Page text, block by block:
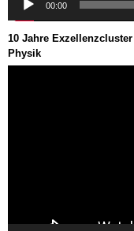
00:00
10 Jahre
Physik